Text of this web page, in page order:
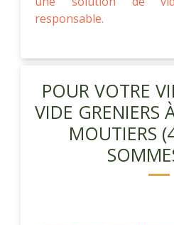
responsable.
POUR VOTRE
VIDE GRENIERS
MOUTIERS